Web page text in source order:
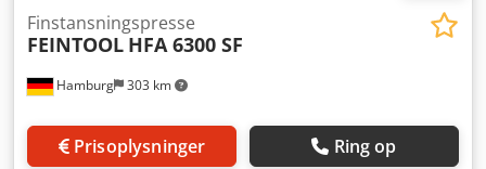
Hamburg 303 km
Finstansningspresse
FEINTOOL HFA 6300 SF
Prisoplysninger Ring op